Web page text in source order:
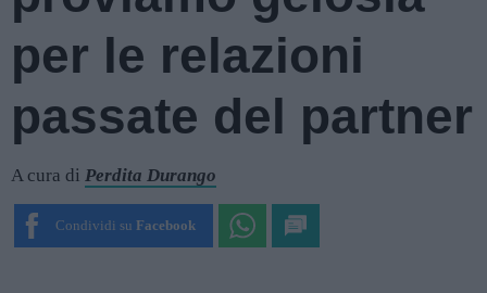
per le relazioni
passate del partner
A cura di Perdita Durango
Condividi su Facebook